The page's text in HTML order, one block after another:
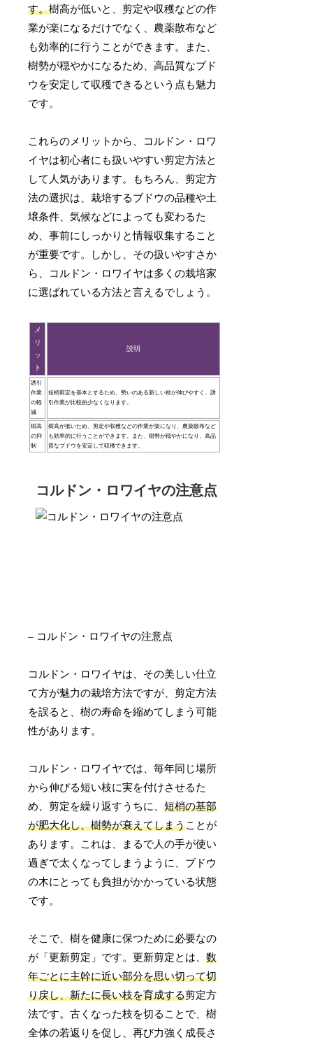
す。樹高が低いと、剪定や収穫などの作
業が楽になるだけでなく、農薬散布など
も効率的に行うことができます。また、
樹勢が穏やかになるため、高品質なブド
ウを安定して収穫できるという点も魅力
です。
これらのメリットから、コルドン・ロワ
イヤは初心者にも扱いやすい剪定方法と
して人気があります。もちろん、剪定方
法の選択は、栽培するブドウの品種や土
壌条件、気候などによっても変わるた
め、事前にしっかりと情報収集すること
が重要です。しかし、その扱いやすさか
ら、コルドン・ロワイヤは多くの栽培家
に選ばれている方法と言えるでしょう。
メ
リ
ッ
ト
説明
誘引
作業
の軽
減
短梢剪定を基本とするため、勢いのある新しい枝が伸びやすく、誘
引作業が比較的少なくなります。
樹高
の抑
制
樹高が低いため、剪定や収穫などの作業が楽になり、農薬散布など
も効率的に行うことができます。また、樹勢が穏やかになり、高品
質なブドウを安定して収穫できます。
コルドン・ロワイヤの注意点
– コルドン・ロワイヤの注意点
コルドン・ロワイヤは、その美しい仕立
て方が魅力の栽培方法ですが、剪定方法
を誤ると、樹の寿命を縮めてしまう可能
性があります。
コルドン・ロワイヤでは、毎年同じ場所
から伸びる短い枝に実を付けさせるた
め、剪定を繰り返すうちに、短梢の基部
が肥大化し、樹勢が衰えてしまうことが
あります。これは、まるで人の手が使い
過ぎで太くなってしまうように、ブドウ
の木にとっても負担がかかっている状態
です。
そこで、樹を健康に保つために必要なの
が「更新剪定」です。更新剪定とは、数
年ごとに主幹に近い部分を思い切って切
り戻し、新たに長い枝を育成する剪定方
法です。古くなった枝を切ることで、樹
全体の若返りを促し、再び力強く成長さ